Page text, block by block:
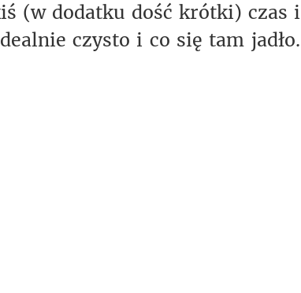
(w dodatku dość krótki) czas i
czysto i co się tam jadło.